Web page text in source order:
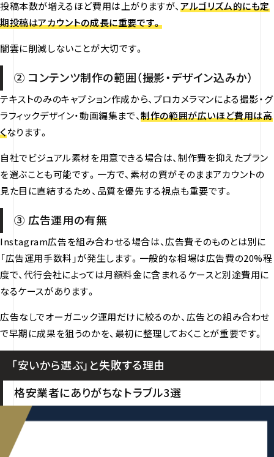
投稿本数が増えるほど費用は上がりますが、アルゴリズム的にも定
期投稿はアカウントの成長に重要です。
闇雲に削減しないことが大切です。
② コンテンツ制作の範囲（撮影・デザイン込みか）
テキストのみのキャプション作成から、プロカメラマンによる撮影・グ
ラフィックデザイン・動画編集まで、制作の範囲が広いほど費用は高
くなります。
自社でビジュアル素材を用意できる場合は、制作費を抑えたプラン
を選ぶことも可能です。一方で、素材の質がそのままアカウントの
見た目に直結するため、品質を優先する視点も重要です。
③ 広告運用の有無
Instagram広告を組み合わせる場合は、広告費そのものとは別に
「広告運用手数料」が発生します。一般的な相場は広告費の20%程
度で、代行会社によっては月額料金に含まれるケースと別途費用に
なるケースがあります。
広告なしでオーガニック運用だけに絞るのか、広告との組み合わせ
で早期に成果を狙うのかを、最初に整理しておくことが重要です。
「安いから選ぶ」と失敗する理由
格安業者にありがちなトラブル3選